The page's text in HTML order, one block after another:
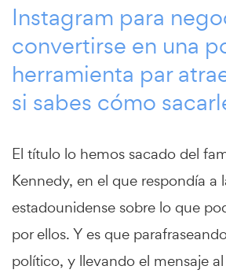
Instagram para
convertirse en una
herramienta par
si sabes cómo
El título lo hemos sacado del
Kennedy, en el que respondía a
estadounidense sobre lo que
por ellos. Y es que
político, y llevando el mensaje